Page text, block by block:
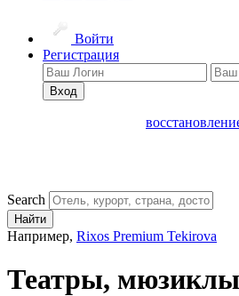
Войти
Регистрация
Вход
Search
Найти
Например, Rixos Premium Tekirova
Театры,